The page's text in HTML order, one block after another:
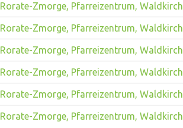
Rorate-Zmorge, Pfarreizentrum, Waldkirch
Rorate-Zmorge, Pfarreizentrum, Waldkirch
Rorate-Zmorge, Pfarreizentrum, Waldkirch
Rorate-Zmorge, Pfarreizentrum, Waldkirch
Rorate-Zmorge, Pfarreizentrum, Waldkirch
Rorate-Zmorge, Pfarreizentrum, Waldkirch